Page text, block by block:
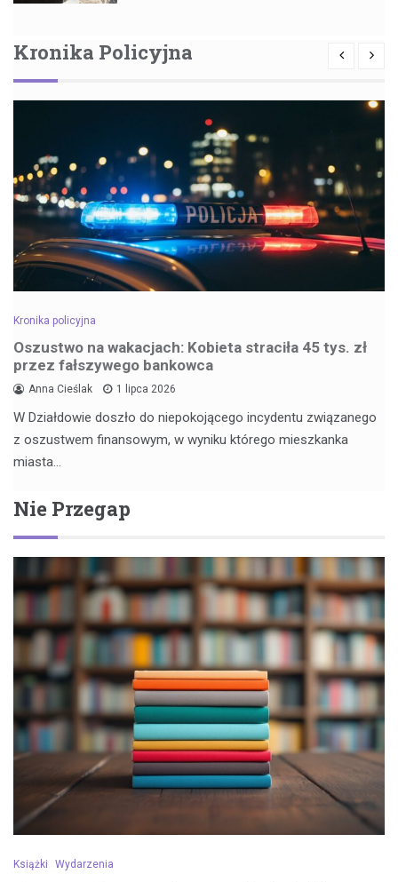
Kronika Policyjna
Kronika policyjna
Oszustwo na wakacjach: Kobieta straciła 45 tys. zł
przez fałszywego bankowca
Anna Cieślak 1 lipca 2026
W Działdowie doszło do niepokojącego incydentu związanego
z oszustwem finansowym, w wyniku którego mieszkanka
miasta…
Nie Przegap
Książki Wydarzenia